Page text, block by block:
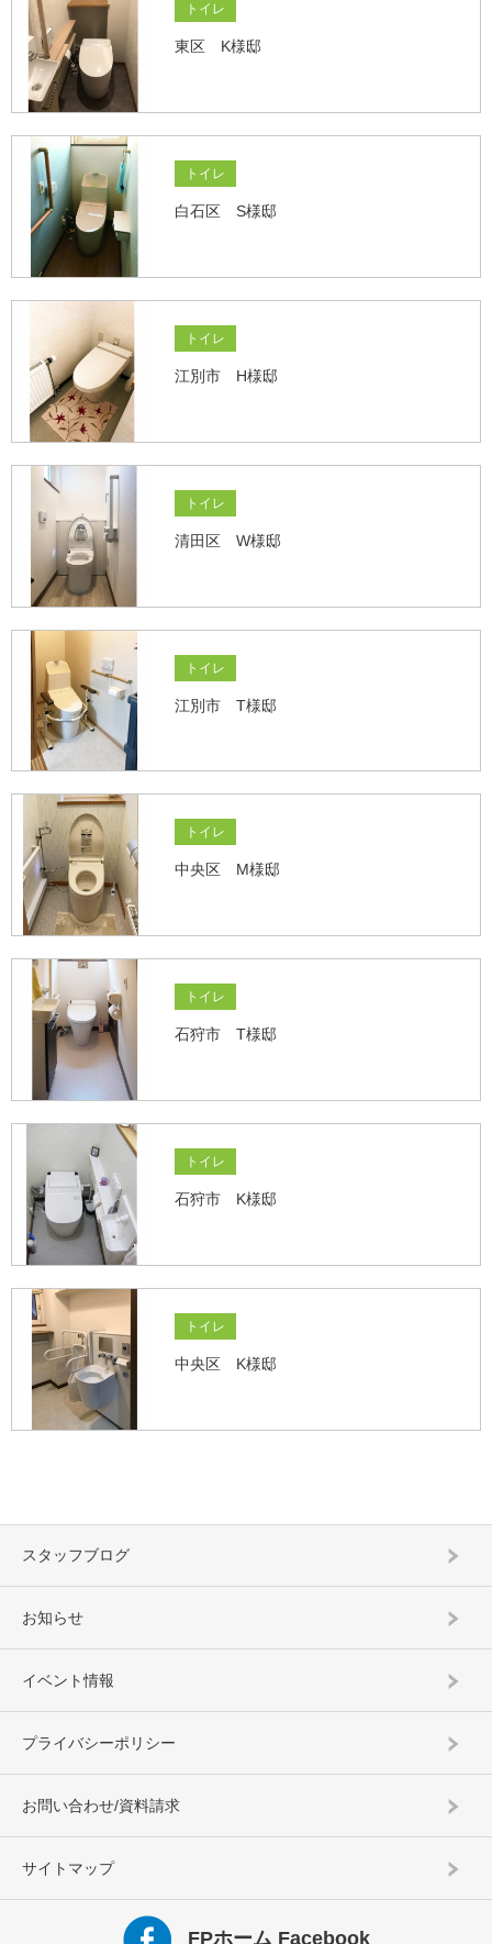
トイレ
東区 K様邸
トイレ
白石区 S様邸
トイレ
江別市 H様邸
トイレ
清田区 W様邸
トイレ
江別市 T様邸
トイレ
中央区 M様邸
トイレ
石狩市 T様邸
トイレ
石狩市 K様邸
トイレ
中央区 K様邸
スタッフブログ
お知らせ
イベント情報
プライバシーポリシー
お問い合わせ/資料請求
サイトマップ
FPホーム Facebook